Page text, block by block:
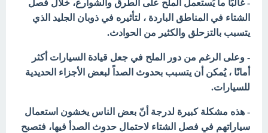
- غالبًا ما يُستعمل الملح على الطرق والشوارع، خلال فصل
الشتاء في المناطق الباردة ، لتأثيره في ذوبان الجليد الذي
يتسبب بالتزحلق والكثير من الحوادث.
- وعلى الرغم من دور الملح في جعل قيادة السيارات أكثر
أمانًا ، يُمكن أن يتسبب بحدوث الصداً لبعض الأجزاء الحديدية
للسيارات.
- هذه مشكلة كبيرة لدرجة أنّ بعض الناس يخشون استعمال
سياراتهم في فصل الشتاء لاحتمال حدوث الصدأ فيها، فتصبح